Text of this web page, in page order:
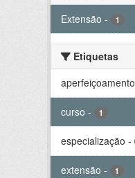
Extensão - 1
Etiquetas
aperfeiçoamento
curso - 1
especialização -
extensão - 1